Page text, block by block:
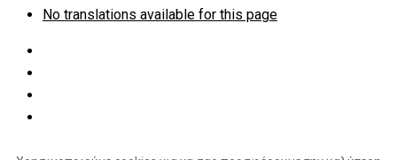
No translations available for this page